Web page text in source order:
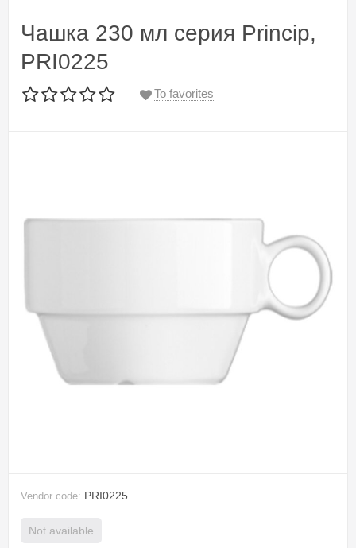
Чашка 230 мл серия Princip,
PRI0225
To favorites
Vendor code: PRI0225
Not available